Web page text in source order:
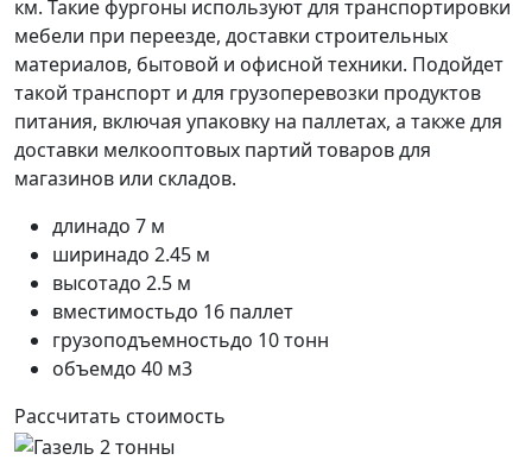
км. Такие фургоны используют для транспортировки
мебели при переезде, доставки строительных
материалов, бытовой и офисной техники. Подойдет
такой транспорт и для грузоперевозки продуктов
питания, включая упаковку на паллетах, а также для
доставки мелкооптовых партий товаров для
магазинов или складов.
длинадо 7 м
ширинадо 2.45 м
высотадо 2.5 м
вместимостьдо 16 паллет
грузоподъемностьдо 10 тонн
объемдо 40 м3
Рассчитать стоимость